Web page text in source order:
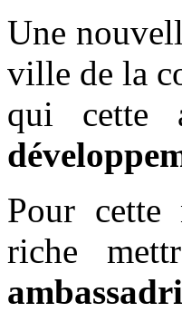
Une
ville de la
qui cette
Pour cette
riche